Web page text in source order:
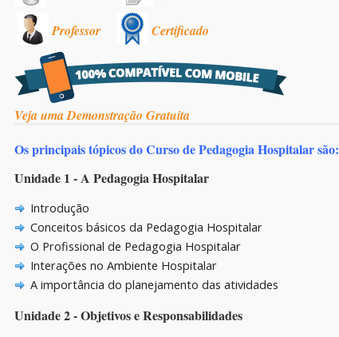
Professor Certificado
Veja uma Demonstração Gratuita
Os principais tópicos do Curso de Pedagogia Hospitalar são:
Unidade 1 - A Pedagogia Hospitalar
Introdução
Conceitos básicos da Pedagogia Hospitalar
O Profissional de Pedagogia Hospitalar
Interações no Ambiente Hospitalar
A importância do planejamento das atividades
Unidade 2 - Objetivos e Responsabilidades